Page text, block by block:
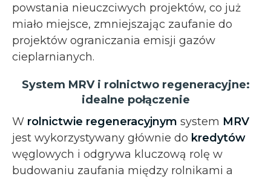
powstania nieuczciwych projektów, co już
miało miejsce, zmniejszając zaufanie do
projektów ograniczania emisji gazów
cieplarnianych.
System MRV i rolnictwo regeneracyjne:
idealne połączenie
W rolnictwie regeneracyjnym system MRV
jest wykorzystywany głównie do kredytów
węglowych i odgrywa kluczową rolę w
budowaniu zaufania między rolnikami a